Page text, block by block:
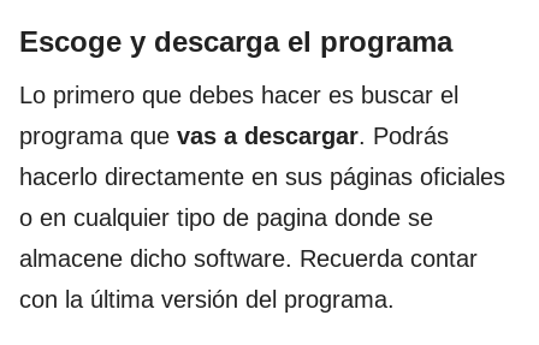
Escoge y descarga el programa
Lo primero que debes hacer es buscar el
programa que vas a descargar. Podrás
hacerlo directamente en sus páginas oficiales
o en cualquier tipo de pagina donde se
almacene dicho software. Recuerda contar
con la última versión del programa.